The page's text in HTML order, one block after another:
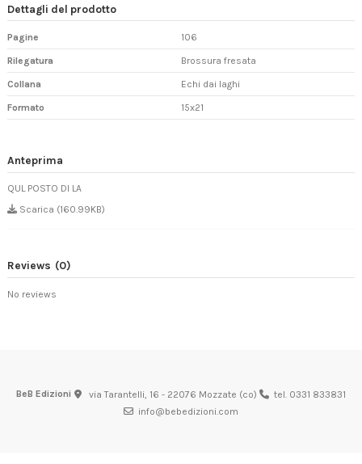
Dettagli del prodotto
Pagine 106
Rilegatura Brossura fresata
Collana Echi dai laghi
Formato 15x21
Anteprima
QUL POSTO DI LA
Scarica (160.99KB)
Reviews (0)
No reviews
BeB Edizioni via Tarantelli, 16 - 22076 Mozzate (co)
tel. 0331 833831
info@bebedizioni.com